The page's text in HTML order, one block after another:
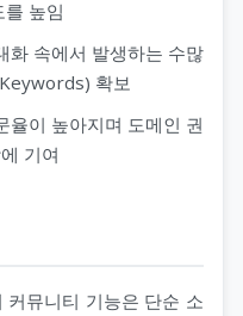
높임
화 속에서 발생하는 수많
확보
율이 높아지며 도메인 권
기여
뮤니티 기능은 단순 소